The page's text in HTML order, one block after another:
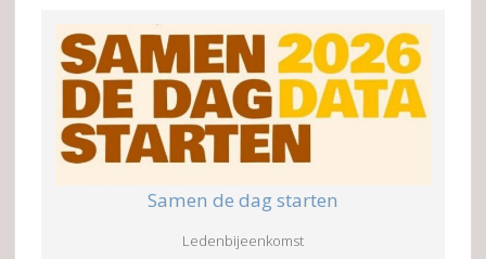
Samen de dag starten
Ledenbijeenkomst